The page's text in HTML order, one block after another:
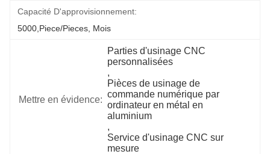
Capacité D'approvisionnement:
5000,Piece/Pieces, Mois
Mettre en évidence:
Parties d'usinage CNC
personnalisées
,
Pièces de usinage de
commande numérique par
ordinateur en métal en
aluminium
,
Service d'usinage CNC sur
mesure